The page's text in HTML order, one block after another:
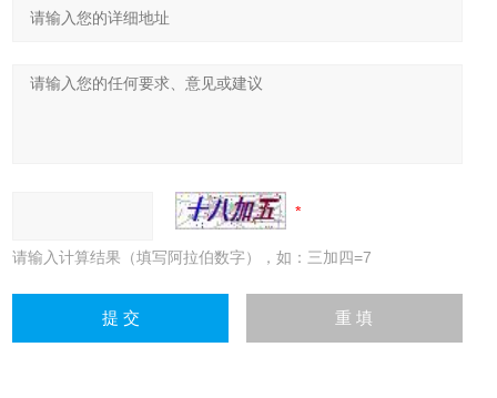
请输入计算结果（填写阿拉伯数字），如：三加四=7